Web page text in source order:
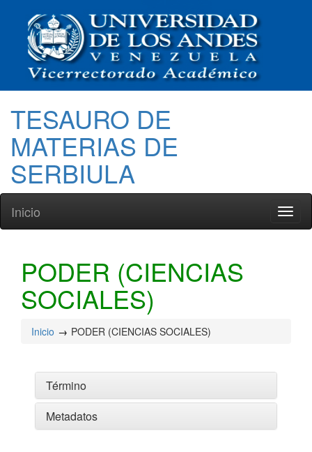
TESAURO DE
MATERIAS DE
SERBIULA
Inicio
PODER (CIENCIAS
SOCIALES)
Inicio PODER (CIENCIAS SOCIALES)
Término
Metadatos